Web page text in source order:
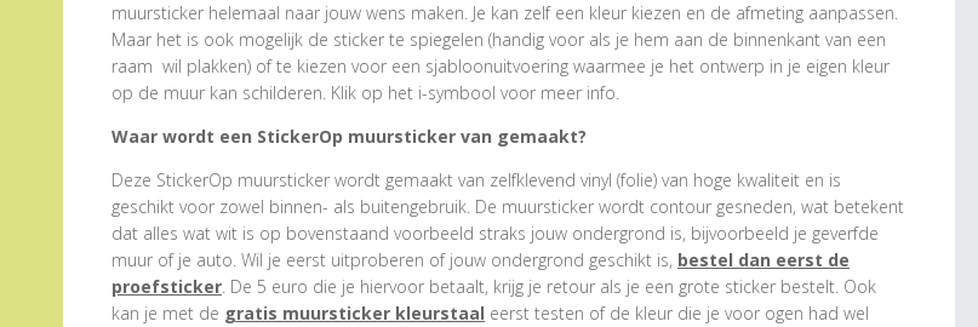
muursticker helemaal naar jouw wens maken. Je kan zelf een kleur kiezen en de afmeting aanpassen.
Maar het is ook mogelijk de sticker te spiegelen (handig voor als je hem aan de binnenkant van een
raam wil plakken) of te kiezen voor een sjabloonuitvoering waarmee je het ontwerp in je eigen kleur
op de muur kan schilderen. Klik op het i-symbool voor meer info.
Waar wordt een StickerOp muursticker van gemaakt?
Deze StickerOp muursticker wordt gemaakt van zelfklevend vinyl (folie) van hoge kwaliteit en is
geschikt voor zowel binnen- als buitengebruik. De muursticker wordt contour gesneden, wat betekent
dat alles wat wit is op bovenstaand voorbeeld straks jouw ondergrond is, bijvoorbeeld je geverfde
muur of je auto. Wil je eerst uitproberen of jouw ondergrond geschikt is, bestel dan eerst de
proefsticker. De 5 euro die je hiervoor betaalt, krijg je retour als je een grote sticker bestelt. Ook
kan je met de gratis muursticker kleurstaal eerst testen of de kleur die je voor ogen had wel